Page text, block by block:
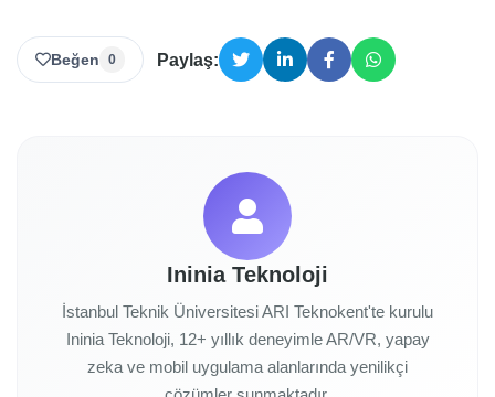
Beğen 0 Paylaş:
Ininia Teknoloji
İstanbul Teknik Üniversitesi ARI Teknokent'te kurulu
Ininia Teknoloji, 12+ yıllık deneyimle AR/VR, yapay
zeka ve mobil uygulama alanlarında yenilikçi